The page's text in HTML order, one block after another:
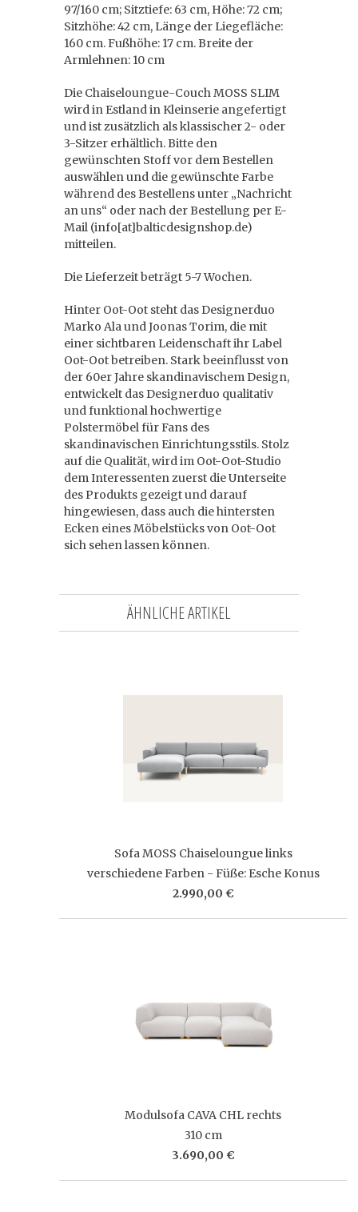
97/160 cm; Sitztiefe: 63 cm, Höhe: 72 cm;
Sitzhöhe: 42 cm, Länge der Liegefläche:
160 cm. Fußhöhe: 17 cm. Breite der
Armlehnen: 10 cm
Die Chaiseloungue-Couch MOSS SLIM
wird in Estland in Kleinserie angefertigt
und ist zusätzlich als klassischer 2- oder
3-Sitzer erhältlich. Bitte den
gewünschten Stoff vor dem Bestellen
auswählen und die gewünschte Farbe
während des Bestellens unter „Nachricht
an uns“ oder nach der Bestellung per E-
Mail (info[at]balticdesignshop.de)
mitteilen.
Die Lieferzeit beträgt 5-7 Wochen.
Hinter Oot-Oot steht das Designerduo
Marko Ala und Joonas Torim, die mit
einer sichtbaren Leidenschaft ihr Label
Oot-Oot betreiben. Stark beeinflusst von
der 60er Jahre skandinavischem Design,
entwickelt das Designerduo qualitativ
und funktional hochwertige
Polstermöbel für Fans des
skandinavischen Einrichtungsstils. Stolz
auf die Qualität, wird im Oot-Oot-Studio
dem Interessenten zuerst die Unterseite
des Produkts gezeigt und darauf
hingewiesen, dass auch die hintersten
Ecken eines Möbelstücks von Oot-Oot
sich sehen lassen können.
ÄHNLICHE ARTIKEL
Sofa MOSS Chaiseloungue links
verschiedene Farben - Füße: Esche Konus
2.990,00 €
Modulsofa CAVA CHL rechts
310 cm
3.690,00 €